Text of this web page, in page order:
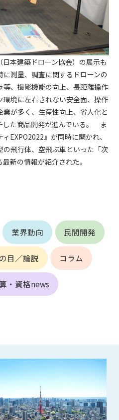
本建築ドローン協会）の展示も
測量、調査に関するドローンの
、撮影機能の向上、長距離操作
境に左右されない安全面、操作
が多く、生産性向上、省人化と
した商品開発が進んでいる。 ま
EXPO2022』が同時に開かれ、
飛行体、空飛ぶ車といった「次
新の情報が紹介された。
業界動向 民間開発
目／論説 コラム
・資格news
の管理不十分、使用上の過誤、
使用等による損害について責任
切責任を負いません。
下の行為をしないものとしま
、その他知的所有権を侵害す
プライバシー等を侵害する行
中傷する行為
ム等を送信又は書き込む行為
為
報及びダウンロードした情報
者に転売し、または転売のため
が以下に該当する、またはその
なく削除できるものとします。
判断した場合
）
サービス内容の変更(新規追加、
営を中止または廃止することが
因する会員または他の第三者が
切の責任をも負わないものと